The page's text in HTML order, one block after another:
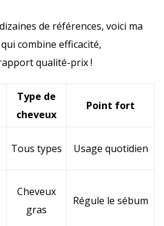
de références, voici ma
combine efficacité,
qualité-prix !
Type de
cheveux
Point fort
Tous types Usage quotidien
Cheveux
gras
Régule le sébum